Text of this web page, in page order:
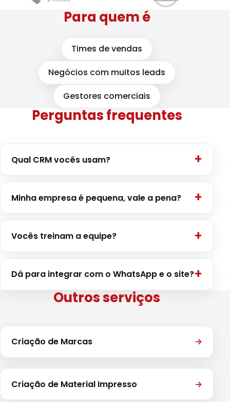
Para quem é
Times de vendas
Negócios com muitos leads
Gestores comerciais
Perguntas frequentes
Qual CRM vocês usam?
Minha empresa é pequena, vale a pena?
Vocês treinam a equipe?
Dá para integrar com o WhatsApp e o site?
Outros serviços
Criação de Marcas →
Criação de Material Impresso →